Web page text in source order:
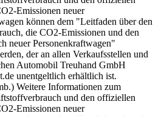
Emissionen neuer
können dem "Leitfaden über den
die CO2-Emissionen und den
neuer Personenkraftwagen"
der an allen Verkaufsstellen und
Automobil Treuhand GmbH
unentgeltlich erhältlich ist.
Weitere Informationen zum
und den offiziellen
Emissionen neuer